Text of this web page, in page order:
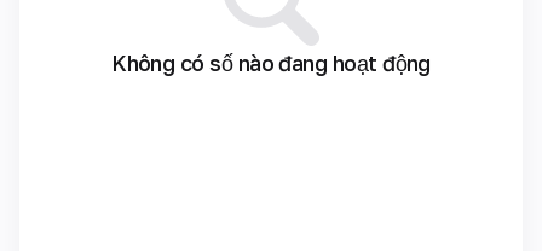
Không có số nào đang hoạt động